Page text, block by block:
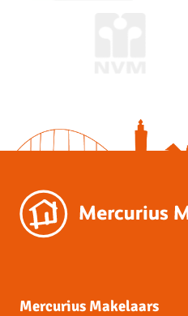
Parkeer faciliciteiten
Soort dak
Mercurius Makelaars